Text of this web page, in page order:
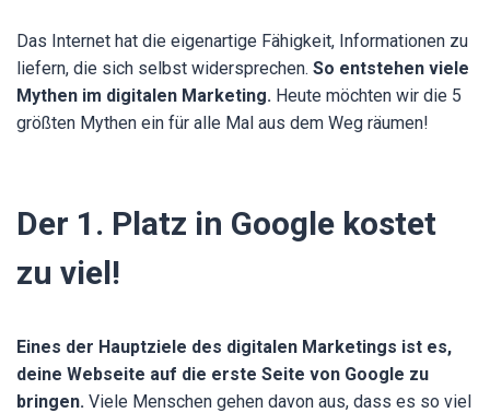
Das Internet hat die eigenartige Fähigkeit, Informationen zu
liefern, die sich selbst widersprechen. So entstehen viele
Mythen im digitalen Marketing. Heute möchten wir die 5
größten Mythen ein für alle Mal aus dem Weg räumen!
Der 1. Platz in Google kostet
zu viel!
Eines der Hauptziele des digitalen Marketings ist es,
deine Webseite auf die erste Seite von Google zu
bringen. Viele Menschen gehen davon aus, dass es so viel